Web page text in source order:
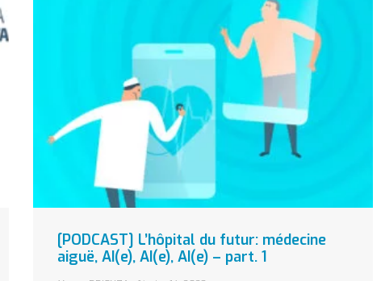
[PODCAST] L’hôpital du futur: médecine
aiguë, AI(e), AI(e), AI(e) – part. 1